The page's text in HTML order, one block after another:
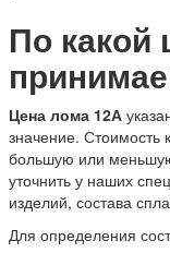
По какой
Цена лома 12А
значение. Стоимость
большую или
уточнить у наших
изделий, состава
Для определения